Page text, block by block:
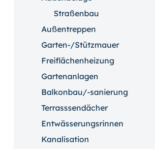
Straßenbau
Außentreppen
Garten-/Stützmauer
Freiflächenheizung
Gartenanlagen
Balkonbau/-sanierung
Terrasssendächer
Entwässerungsrinnen
Kanalisation